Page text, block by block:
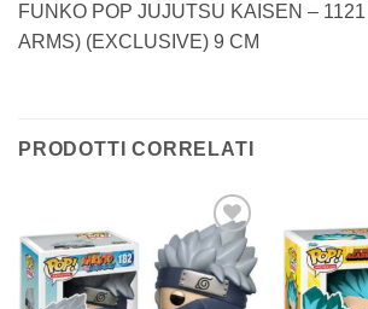
FUNKO POP JUJUTSU KAISEN –
ARMS) (EXCLUSIVE) 9 CM
PRODOTTI CORRELATI
Aggiungi
alla lista
dei
desideri